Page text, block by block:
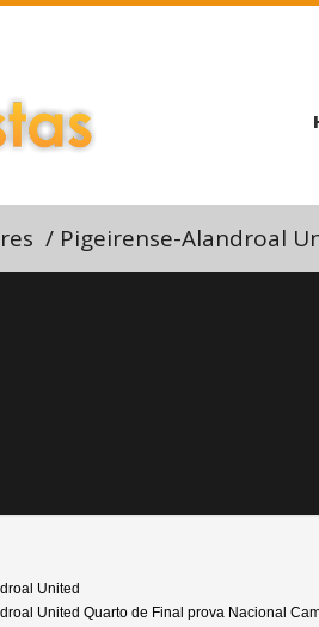
/ Pigeirense-Alandroal
United
United Quarto de Final prova Nacional